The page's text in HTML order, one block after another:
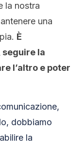
la nostra
una
È
la
l’altro e poter
dobbiamo
la